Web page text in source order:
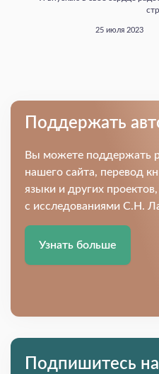
25 июля 2023
Поддержать
Вы можете поддержать
нашего сайта, перевод
языки и других
с исследованиями С.Н.
Узнать больше
Подпишитесь